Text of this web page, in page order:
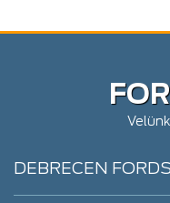
DEBRECEN